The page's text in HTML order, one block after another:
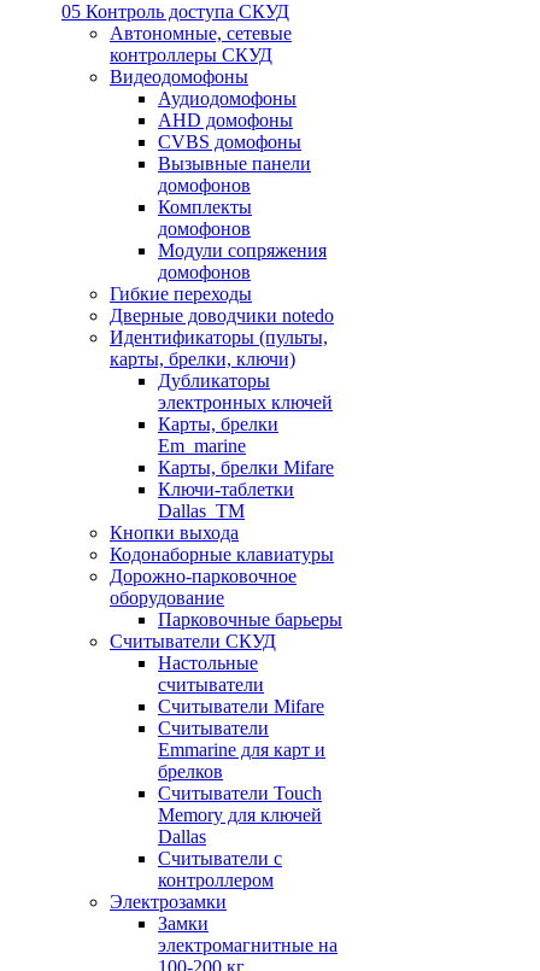
05 Контроль доступа СКУД
Автономные, сетевые
контроллеры СКУД
Видеодомофоны
Аудиодомофоны
AHD домофоны
CVBS домофоны
Вызывные панели
домофонов
Комплекты
домофонов
Модули сопряжения
домофонов
Гибкие переходы
Дверные доводчики notedo
Идентификаторы (пульты,
карты, брелки, ключи)
Дубликаторы
электронных ключей
Карты, брелки
Em_marine
Карты, брелки Mifare
Ключи-таблетки
Dallas_TM
Кнопки выхода
Кодонаборные клавиатуры
Дорожно-парковочное
оборудование
Парковочные барьеры
Считыватели СКУД
Настольные
считыватели
Считыватели Mifare
Считыватели
Emmarine для карт и
брелков
Считыватели Touch
Memory для ключей
Dallas
Считыватели с
контроллером
Электрозамки
Замки
электромагнитные на
100-200 кг